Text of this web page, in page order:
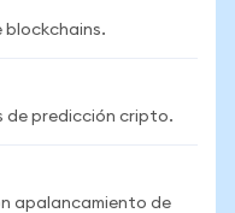
blockchains.
de predicción cripto.
apalancamiento de